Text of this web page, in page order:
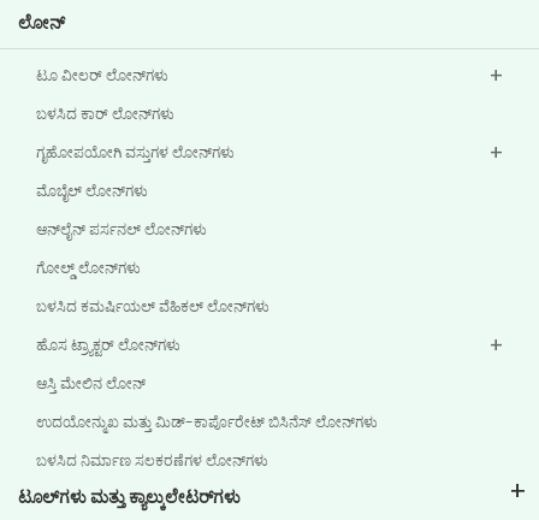
ಲೋನ್‌
ಟೂ ವೀಲರ್ ಲೋನ್‌ಗಳು
ಬಳಸಿದ ಕಾರ್ ಲೋನ್‌ಗಳು
ಗೃಹೋಪಯೋಗಿ ವಸ್ತುಗಳ ಲೋನ್‌ಗಳು
ಮೊಬೈಲ್ ಲೋನ್‌ಗಳು
ಆನ್‌ಲೈನ್ ಪರ್ಸನಲ್ ಲೋನ್‌ಗಳು
ಗೋಲ್ಡ್ ಲೋನ್‌ಗಳು
ಬಳಸಿದ ಕಮರ್ಷಿಯಲ್ ವೆಹಿಕಲ್ ಲೋನ್‌ಗಳು
ಹೊಸ ಟ್ರ್ಯಾಕ್ಟರ್ ಲೋನ್‌ಗಳು
ಆಸ್ತಿ ಮೇಲಿನ ಲೋನ್
ಉದಯೋನ್ಮುಖ ಮತ್ತು ಮಿಡ್-ಕಾರ್ಪೊರೇಟ್ ಬಿಸಿನೆಸ್ ಲೋನ್‌ಗಳು
ಬಳಸಿದ ನಿರ್ಮಾಣ ಸಲಕರಣೆಗಳ ಲೋನ್‌ಗಳು
ಟೂಲ್‌ಗಳು ಮತ್ತು ಕ್ಯಾಲ್ಕುಲೇಟರ್‌ಗಳು